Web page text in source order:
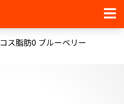
ス脂肪0 ブルーベリー